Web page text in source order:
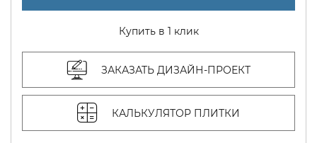
Купить в 1 клик
ЗАКАЗАТЬ ДИЗАЙН-ПРОЕКТ
КАЛЬКУЛЯТОР ПЛИТКИ